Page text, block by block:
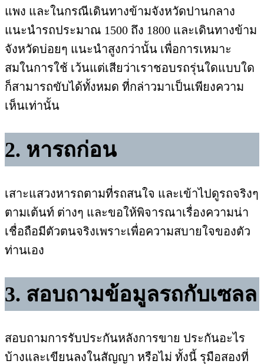
แพง และในกรณีเดินทางข้ามจังหวัดปานกลาง
แนะนำรถประมาณ 1500 ถึง 1800 และเดินทางข้าม
จังหวัดบ่อยๆ แนะนำสูงกว่านั้น เพื่อการเหมาะ
สมในการใช้ เว้นแต่เสียว่าเราชอบรถรุ่นใดแบบใด
ก็สามารถขับได้ทั้งหมด ที่กล่าวมาเป็นเพียงความ
เห็นเท่านั้น
2. หารถก่อน
เสาะแสวงหารถตามที่รถสนใจ และเข้าไปดูรถจริงๆ
ตามเต้นท์ ต่างๆ และขอให้พิจารณาเรื่องความน่า
เชื่อถือมีตัวตนจริงเพราะเพื่อความสบายใจของตัว
ท่านเอง
3. สอบถามข้อมูลรถกับเซลล
สอบถามการรับประกันหลังการขาย ประกันอะไร
บ้างและเขียนลงในสัญญา หรือไม่ ทั้งนี้ รุมือสองที่